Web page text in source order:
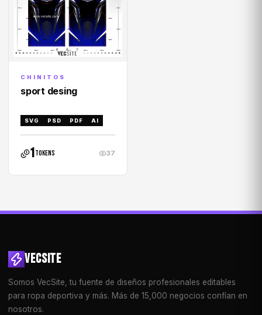
CHINITOS
sport desing
SVG PSD PDF AI
1tokens 37
VECSITE
Somos VecSite, tu fuente de diseños profesionales editables
para ropa deportiva y más. Más de 15,000 negocios confían en
nosotros.